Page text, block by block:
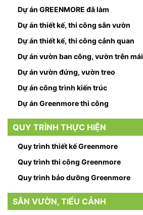
Dự án GREENMORE đã làm
Dự án thiết kế, thi công sân vườn
Dự án thiết kế, thi công cảnh quan
Dự án vườn ban công, vườn trên mái
Dự án vườn đứng, vườn treo
Dự án công trình kiến trúc
Dự án Greenmore thi công
QUY TRÌNH THỰC HIỆN
Quy trình thiết kế Greenmore
Quy trình thi công Greenmore
Quy trình bảo dưỡng Greenmore
SÂN VƯỜN, TIỂU CẢNH